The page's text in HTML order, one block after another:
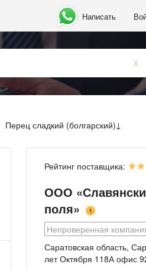
Написать
x
Перец сладкий (болгарский)
Рейтинг поставщика:
ООО
поля»
1
Непроверенная
Саратовская область,
лет Октября 118А офис